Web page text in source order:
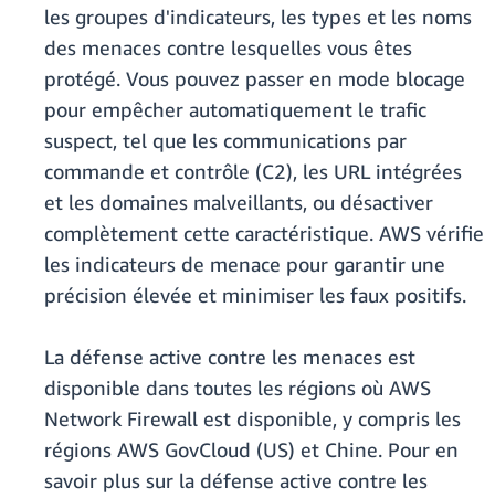
les groupes d'indicateurs, les types et les noms
des menaces contre lesquelles vous êtes
protégé. Vous pouvez passer en mode blocage
pour empêcher automatiquement le trafic
suspect, tel que les communications par
commande et contrôle (C2), les URL intégrées
et les domaines malveillants, ou désactiver
complètement cette caractéristique. AWS vérifie
les indicateurs de menace pour garantir une
précision élevée et minimiser les faux positifs.
La défense active contre les menaces est
disponible dans toutes les régions où AWS
Network Firewall est disponible, y compris les
régions AWS GovCloud (US) et Chine. Pour en
savoir plus sur la défense active contre les